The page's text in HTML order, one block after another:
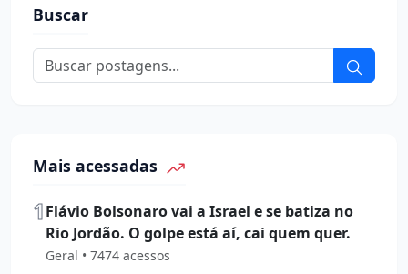
Buscar
Mais acessadas
1Flávio Bolsonaro vai a Israel e se batiza no
Rio Jordão. O golpe está aí, cai quem quer.
Geral • 7474 acessos